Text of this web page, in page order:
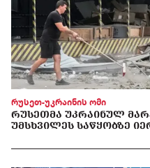
რუსეთ-უკრაინის ომი
ᲠᲣᲡᲔᲗᲛᲐ ᲣᲙᲠᲐᲘᲜᲣᲚ
ᲣᲛᲡᲮᲕᲘᲚᲔᲡ ᲡᲐᲬᲧᲝᲑᲖᲔ